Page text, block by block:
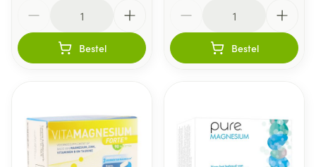
Bestel Bestel